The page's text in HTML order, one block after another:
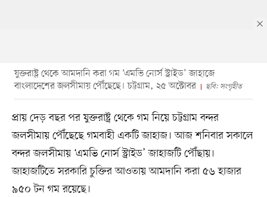
যুক্তরাষ্ট্র থেকে আমদানি করা গম ‘এমভি নোর্স স্ট্রাইড’ জাহাজে
বাংলাদেশের জলসীমায় পৌঁছেছে। চট্টগ্রাম, ২৫ অক্টোবর
ছবি: সংগৃহীত
প্রায় দেড় বছর পর যুক্তরাষ্ট্র থেকে গম নিয়ে চট্টগ্রাম বন্দর
জলসীমায় পৌঁছেছে গমবাহী একটি জাহাজ। আজ শনিবার সকালে
বন্দর জলসীমায় ‘এমভি নোর্স স্ট্রাইড’ জাহাজটি পৌঁছায়।
জাহাজটিতে সরকারি চুক্তির আওতায় আমদানি করা ৫৬ হাজার
৯৫০ টন গম রয়েছে।